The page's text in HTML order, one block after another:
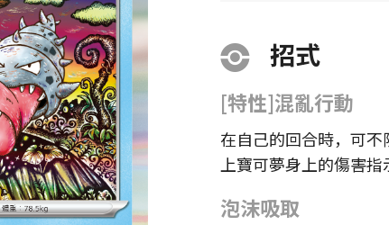
招式
[特性]混亂行動
在自己的回合時，可
上寶可夢身上的傷害
泡沫吸取